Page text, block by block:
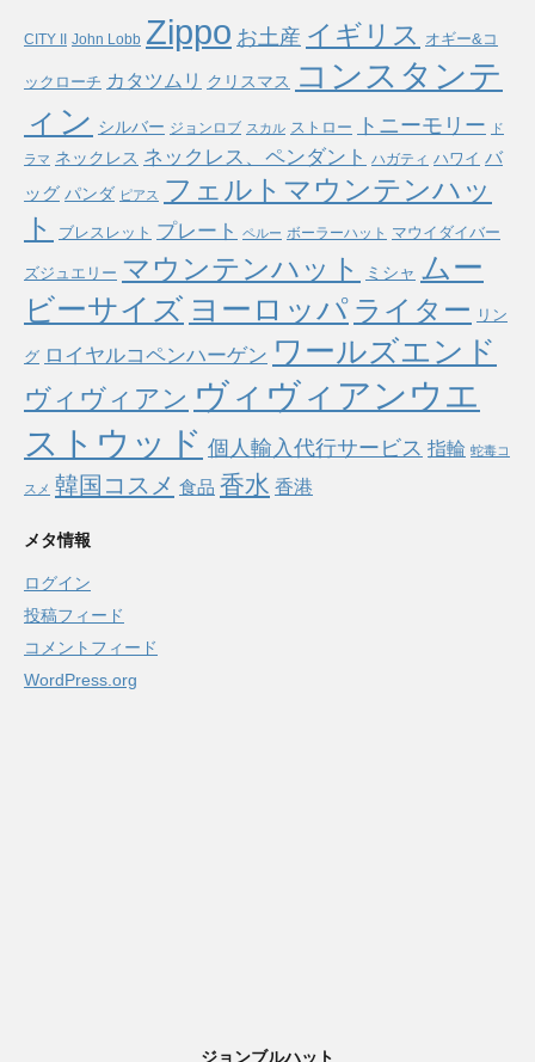
CITY II John Lobb Zippo お土産 イギリス オギー&コ
ックローチ カタツムリ クリスマス
コンスタンテ
ィン シルバー ジョンロブ スカル ストロー トニーモリー ド
ラマ ネックレス ネックレス、ペンダント ハガティ ハワイ バ
ッグ パンダ ピアス
フェルトマウンテンハッ
ト
ブレスレット プレート ペルー ボーラーハット マウイダイバー
ズジュエリー マウンテンハット ミシャ ムー
ビーサイズ ヨーロッパ ライター リン
グ ロイヤルコペンハーゲン ワールズエンド
ヴィヴィアン ヴィヴィアンウエ
ストウッド 個人輸入代行サービス 指輪 蛇毒コ
スメ 韓国コスメ 食品 香水 香港
メタ情報
ログイン
投稿フィード
コメントフィード
WordPress.org
ジョンブルハット